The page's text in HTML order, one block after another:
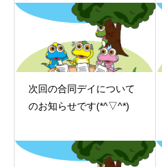
次回の合同デイについて
のお知らせです(*^▽^*)